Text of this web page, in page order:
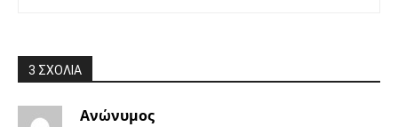
3 ΣΧΟΛΙΑ
Ανώνυμος